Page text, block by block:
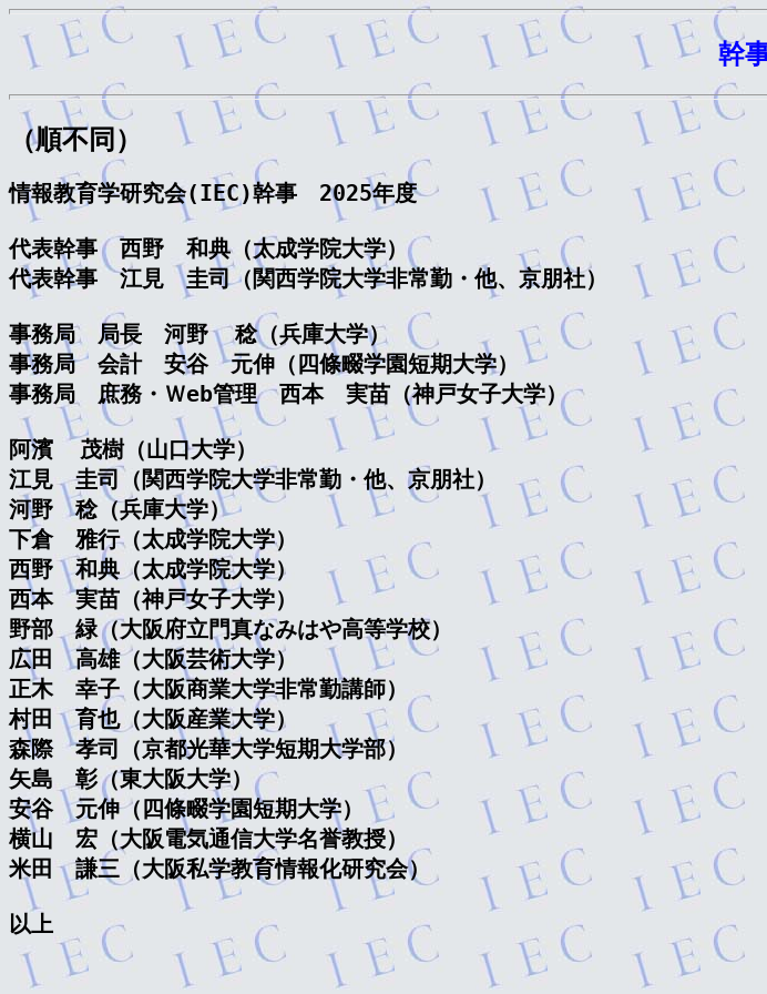
幹
（順不同）
情報教育学研究会(IEC)幹事　2025年度
代表幹事　西野　和典（太成学院大学）
代表幹事　江見　圭司（関西学院大学非常勤・他、京朋社）
事務局　局長　河野  稔（兵庫大学）
事務局　会計　安谷　元伸（四條畷学園短期大学）
事務局　庶務・Ｗeb管理　西本　実苗（神戸女子大学）
阿濱  茂樹（山口大学）
江見　圭司（関西学院大学非常勤・他、京朋社）
河野　稔（兵庫大学）
下倉　雅行（太成学院大学）
西野　和典（太成学院大学）
西本　実苗（神戸女子大学）
野部　緑（大阪府立門真なみはや高等学校）
広田　高雄（大阪芸術大学）
正木　幸子（大阪商業大学非常勤講師）
村田　育也（大阪産業大学）
森際　孝司（京都光華大学短期大学部）
矢島　彰（東大阪大学）
安谷　元伸（四條畷学園短期大学）
横山　宏（大阪電気通信大学名誉教授）
米田　謙三（大阪私学教育情報化研究会）